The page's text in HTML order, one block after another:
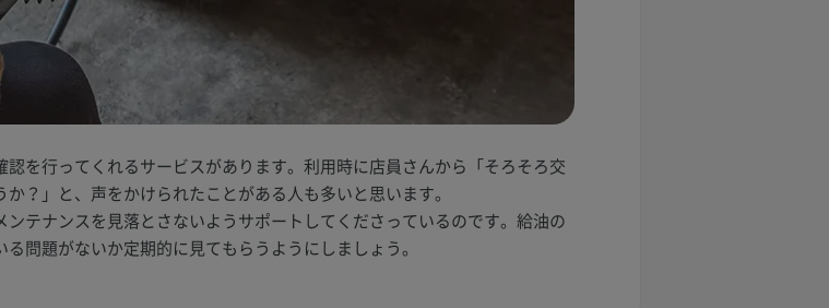
を行ってくれるサービスがあります。利用時に店員さんから「そろそろ交
？」と、声をかけられたことがある人も多いと思います。
テナンスを見落とさないようサポートしてくださっているのです。給油の
問題がないか定期的に見てもらうようにしましょう。